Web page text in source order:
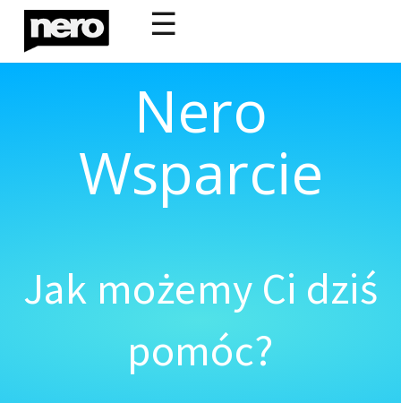
☰
Nero
Wsparcie
Jak możemy Ci dziś
pomóc?